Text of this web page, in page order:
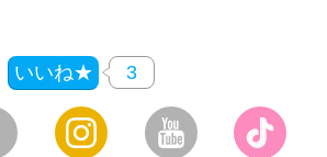
いいね★ 3